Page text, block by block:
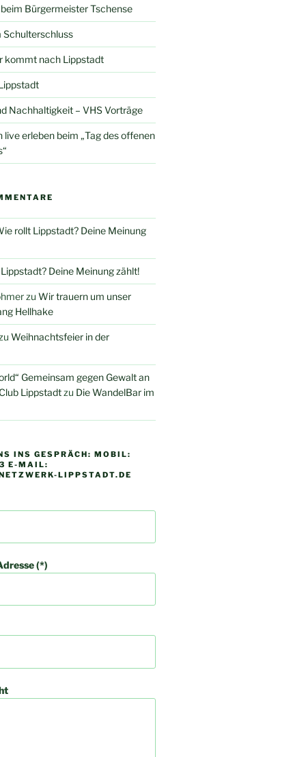
Bürgermeister Tschense
kommt nach Lippstadt
Nachhaltigkeit – VHS Vorträge
erleben beim „Tag des offenen
rollt Lippstadt? Deine Meinung
Deine Meinung zählt!
zu Wir trauern um unser
Hellhake
Weihnachtsfeier in der
Gemeinsam gegen Gewalt an
Lippstadtzu Die WandelBar im
INS GESPRÄCH: MOBIL:
E-MAIL:
LIPPSTADT.DE
(*)